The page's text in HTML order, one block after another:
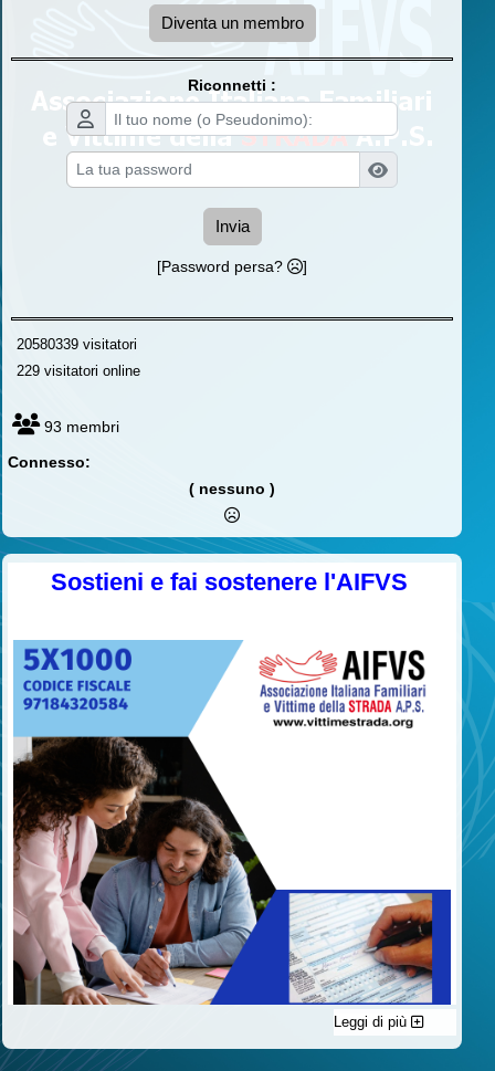
Diventa un membro
Riconnetti :
Invia
[Password persa? ]
20580339 visitatori
229 visitatori online
93 membri
Connesso:
( nessuno )
Sostieni e fai sostenere l'AIFVS
C'è un modo di contribuire alle attività dell’A.I.F.V.S. a favore
delle vittime della strada e per dare giustizia ai superstiti ed ai
Leggi di più